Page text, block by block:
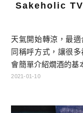
Sakeholic TV
天氣開始轉涼，最
同稱呼方式，讓很
會簡單介紹燗酒的基
享嚐酒要點喔～ 酒雄
2021-01-10